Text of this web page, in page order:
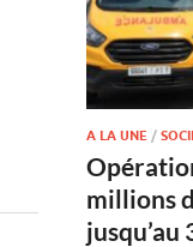
A LA UNE /
millions
jusqu’au